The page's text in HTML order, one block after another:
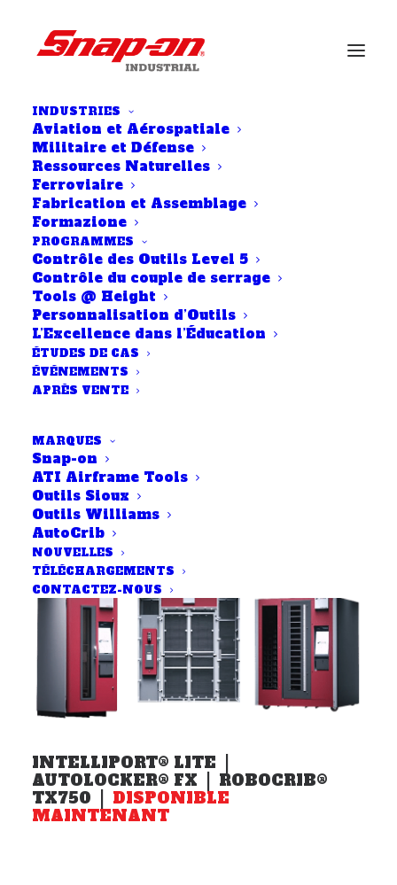
INDUSTRIES
Aviation et Aérospatiale
Militaire et Défense
Ressources Naturelles
Ferroviaire
Fabrication et Assemblage
Formazione
PROGRAMMES
Contrôle des Outils Level 5
Contrôle du couple de serrage
Tools @ Height
Personnalisation d’Outils
L’Excellence dans l’Éducation
ÉTUDES DE CAS
ÉVÉNEMENTS
APRÈS VENTE
MARQUES
Snap-on
ATI Airframe Tools
Outils Sioux
Outils Williams
AutoCrib
NOUVELLES
TÉLÉCHARGEMENTS
CONTACTEZ-NOUS
SNAP-ON
INDUSTRIAL
OFFRE LA GAMME
D'AUTOCRIBS
AU ROYAUME-UNI
Venez nous voir au
SALON INTERNATIONAL DE
L'AVIATION DE FARNBOROUGH
18 - 22 JUILLET
INTELLIPORT® LITE |
AUTOLOCKER® FX | ROBOCRIB®
TX750 | DISPONIBLE
MAINTENANT